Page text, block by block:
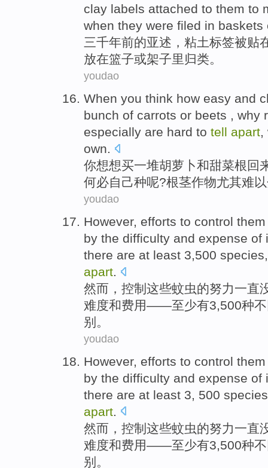
clay labels attached to them to
when they were filed in baskets
三千年前的亚述 ， 粘土标签被贴
放在篮子或架子里归类。
youdao
When you think how easy and
bunch of carrots or beets , why
especially are hard to tell apart,
own.
你想想买一堆胡萝卜和甜菜根回
何必自己种呢?根茎作物尤其难以
youdao
However, efforts to control them
by the difficulty and expense of
there are at least 3,500 species
apart.
然而 ， 控制 这些蚊虫的努力一直
难度和费用——至少有3,500种
别 。
youdao
However, efforts to control them
by the difficulty and expense of
there are at least 3, 500 species
apart
然而 ， 控制这些蚊虫的努力一直
难度和费用——至少有3,500种
别 。